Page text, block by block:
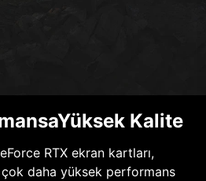
Kalite
RTX ekran kartları,
daha yüksek performans